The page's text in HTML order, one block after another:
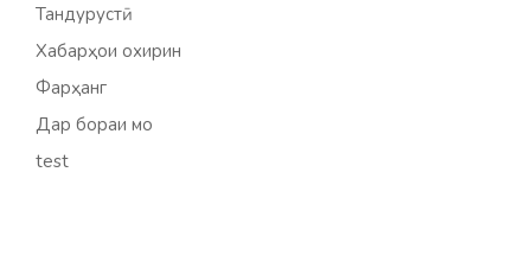
Тандурустӣ
Хабарҳои охирин
Фарҳанг
Дар бораи мо
test